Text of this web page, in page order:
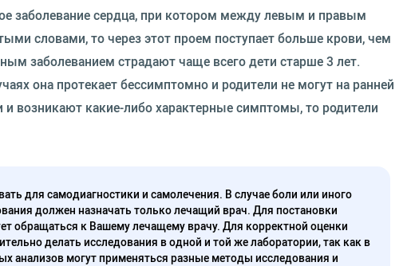
заболевание сердца, при котором между левым и правым
словами, то через этот проем поступает больше крови, чем
заболеванием страдают чаще всего дети старше 3 лет.
она протекает бессимптомно и родители не могут на ранней
возникают какие-либо характерные симптомы, то родители
для самодиагностики и самолечения. В случае боли или иного
должен назначать только лечащий врач. Для постановки
обращаться к Вашему лечащему врачу. Для корректной оценки
делать исследования в одной и той же лаборатории, так как в
анализов могут применяться разные методы исследования и